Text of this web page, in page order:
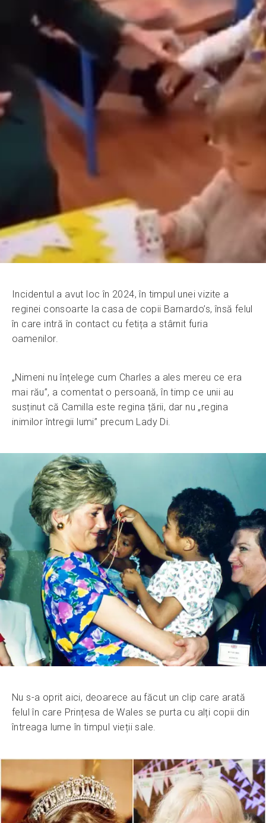
Incidentul a avut loc în 2024, în timpul unei vizite a
reginei consoarte la casa de copii Barnardo’s, însă felul
în care intră în contact cu fetița a stârnit furia
oamenilor.
„Nimeni nu înțelege cum Charles a ales mereu ce era
mai rău”, a comentat o persoană, în timp ce unii au
susținut că Camilla este regina țării, dar nu „regina
inimilor întregii lumi” precum Lady Di.
Nu s-a oprit aici, deoarece au făcut un clip care arată
felul în care Prințesa de Wales se purta cu alți copii din
întreaga lume în timpul vieții sale.